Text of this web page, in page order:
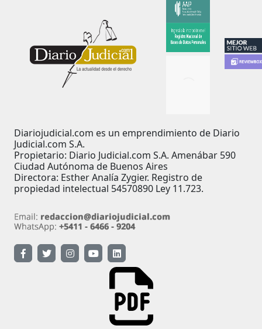
Diariojudicial.com es un emprendimiento de Diario
Judicial.com S.A.
Propietario: Diario Judicial.com S.A. Amenábar 590
Ciudad Autónoma de Buenos Aires
Directora: Esther Analía Zygier. Registro de
propiedad intelectual 54570890 Ley 11.723.